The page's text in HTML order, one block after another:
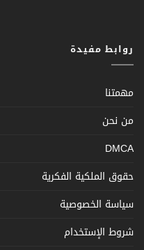
روابط مفيدة
مهمتنا
من نحن
DMCA
حقوق الملكية الفكرية
سياسة الخصوصية
شروط الإستخدام